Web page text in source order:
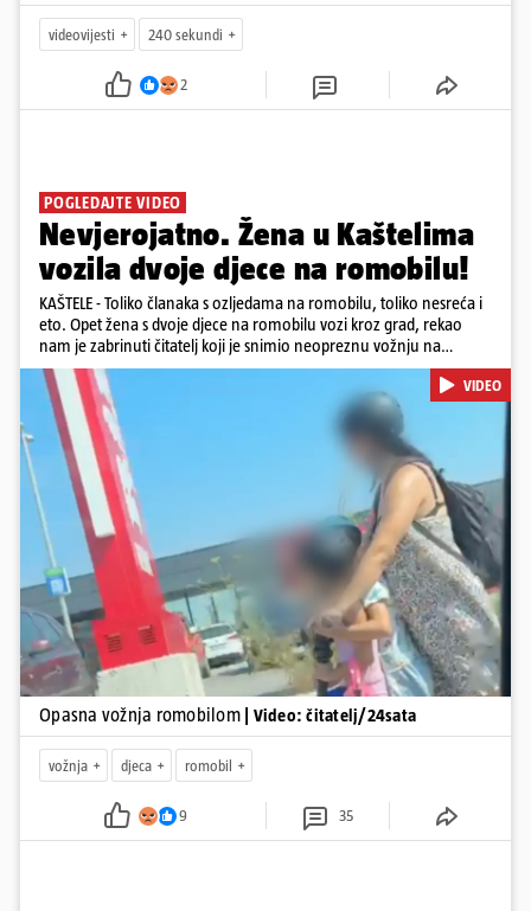
videovijesti 240 sekundi
2
POGLEDAJTE VIDEO
Nevjerojatno. Žena u Kaštelima
vozila dvoje djece na romobilu!
KAŠTELE - Toliko članaka s ozljedama na romobilu, toliko nesreća i
eto. Opet žena s dvoje djece na romobilu vozi kroz grad, rekao
nam je zabrinuti čitatelj koji je snimio neopreznu vožnju na
romobilu u četvrtak prijepodne kroz Kaštele. Podsjetimo, mjesec i
pol od smrti dječaka (14) u Metkoviću, pad s električnog romobila
odnio je još jedan mladi život. Unatoč naporima liječnika KBC-a
Zagreb, u ponedjeljak maloljetnik je podlegao ozljedama
zadobivenima u padu s romobila.
Pokretanje videa...
VIDEO
Opasna vožnja romobilom | Video: čitatelj/24sata
vožnja djeca romobil
9 35